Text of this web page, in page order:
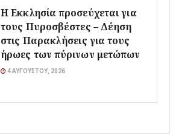
Η Εκκλησία προσεύχεται για
τους Πυροσβέστες – Δέηση
στις Παρακλήσεις για τους
ήρωες των πύρινων μετώπων
4 ΑΥΓΟΎΣΤΟΥ, 2026